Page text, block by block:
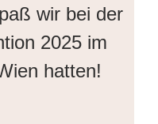
wir bei der
2025 im
hatten!